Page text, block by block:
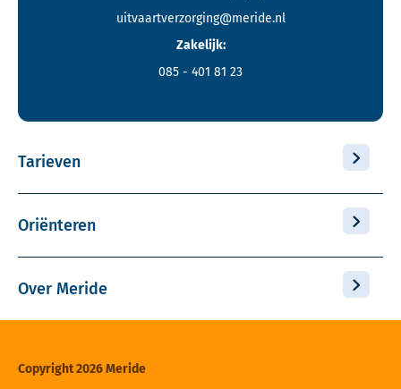
uitvaartverzorging@meride.nl
Zakelijk:
085 - 401 81 23
Tarieven
Oriënteren
Over Meride
Copyright 2026 Meride